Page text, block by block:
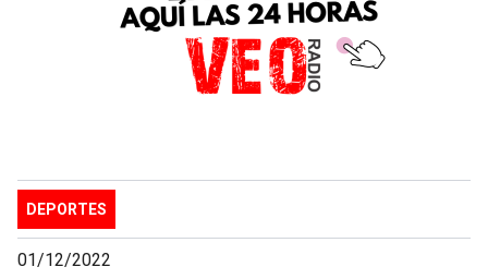
DEPORTES
01/12/2022